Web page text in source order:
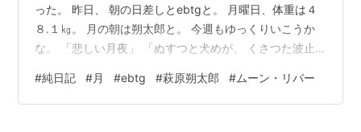
った。 昨日、 朝の日差しとebtgと。 月曜日、体重は４
８.１㎏。 月の朝は朔太郎と。 今週もゆっくりいこうか
な。 「悲しい月夜」 「ぬすつと犬めが、 くさつた波止
さい声をして、 黄いろい娘たちが合唱してゐる、 合唱し
てゐる、 波止場のくらい石垣で。 いつも、 なぜおれは
#純日記 #月 #ebtg #萩原朔太郎 #ムーン・リバー